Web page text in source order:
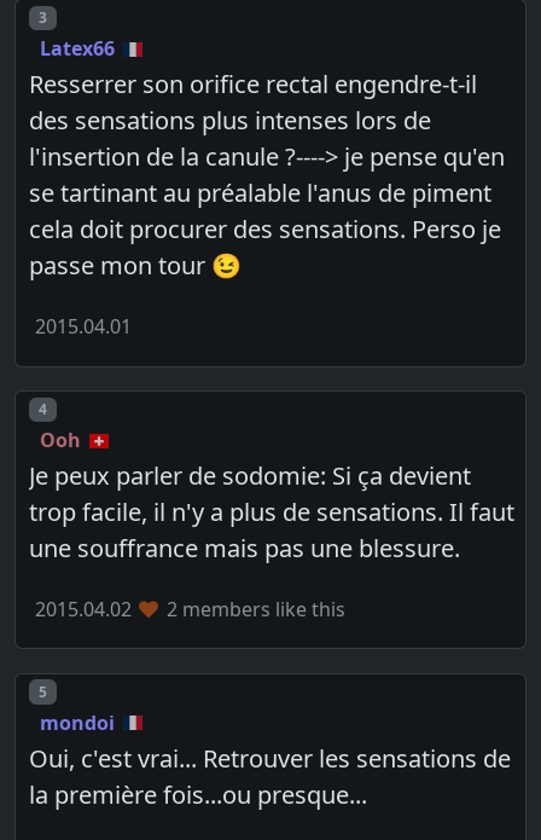
Post number
3
Latex66
Resserrer son orifice rectal engendre-t-il
des sensations plus intenses lors de
l'insertion de la canule ?----> je pense qu'en
se tartinant au préalable l'anus de piment
cela doit procurer des sensations. Perso je
passe mon tour 😉
2015.04.01
Post number
4
Ooh
Je peux parler de sodomie: Si ça devient
trop facile, il n'y a plus de sensations. Il faut
une souffrance mais pas une blessure.
2015.04.02 2 members like this
Post number
5
mondoi
Oui, c'est vrai... Retrouver les sensations de
la première fois...ou presque...